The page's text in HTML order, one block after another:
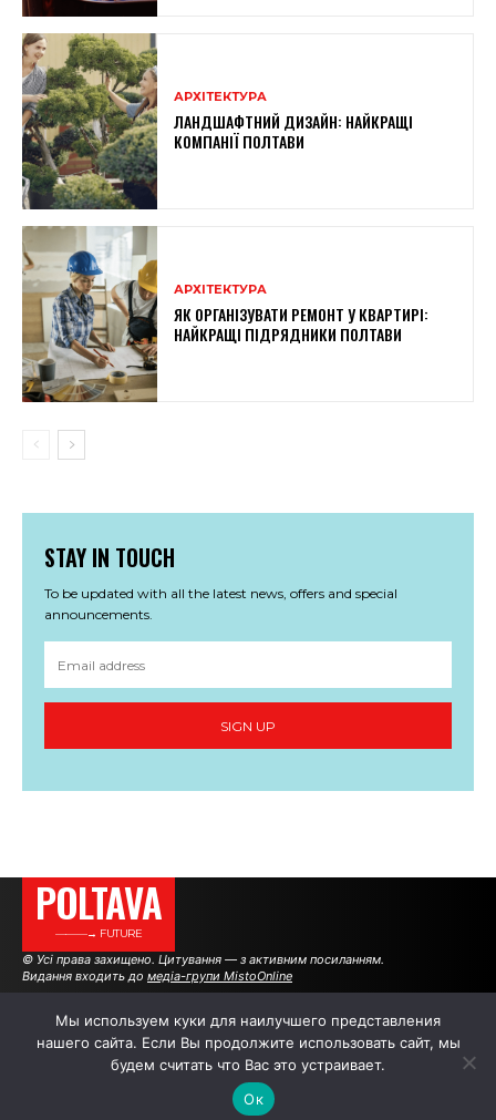
АРХІТЕКТУРА
ЛАНДШАФТНИЙ ДИЗАЙН: НАЙКРАЩІ
КОМПАНІЇ ПОЛТАВИ
АРХІТЕКТУРА
ЯК ОРГАНІЗУВАТИ РЕМОНТ У КВАРТИРІ:
НАЙКРАЩІ ПІДРЯДНИКИ ПОЛТАВИ
STAY IN TOUCH
To be updated with all the latest news, offers and special
announcements.
SIGN UP
POLTAVA
———→ FUTURE
© Усі права захищено. Цитування — з активним посиланням.
Видання входить до медіа-групи MistoOnline
АВТОРИ РЕКЛАМА НА САЙТІ
Мы используем куки для наилучшего представления
нашего сайта. Если Вы продолжите использовать сайт, мы
будем считать что Вас это устраивает.
Ок